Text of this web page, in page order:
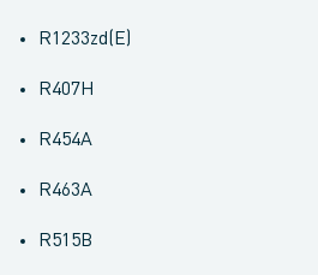
R1233zd(E)
R407H
R454A
R463A
R515B